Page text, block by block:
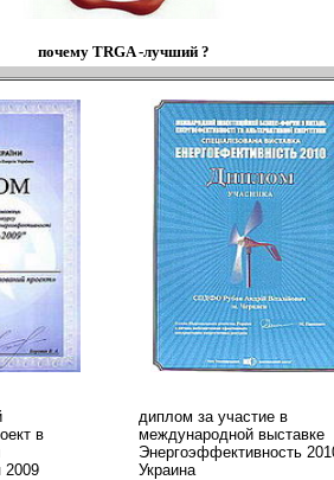
почему TRGA -лучший ?
в
2009
диплом за участие в
международной выставке
Энергоэффективность
Украина